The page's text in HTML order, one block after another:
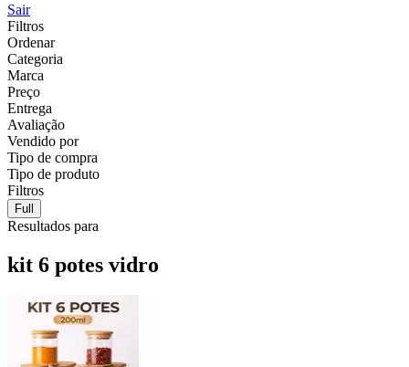
Sair
Filtros
Ordenar
Categoria
Marca
Preço
Entrega
Avaliação
Vendido por
Tipo de compra
Tipo de produto
Filtros
Full
Resultados para
kit 6 potes vidro